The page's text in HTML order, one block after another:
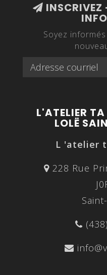
Soyez
L'ATELIER
LOLË
L 'atelier
228 Rue